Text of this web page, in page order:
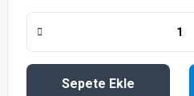
Sepete Ekle